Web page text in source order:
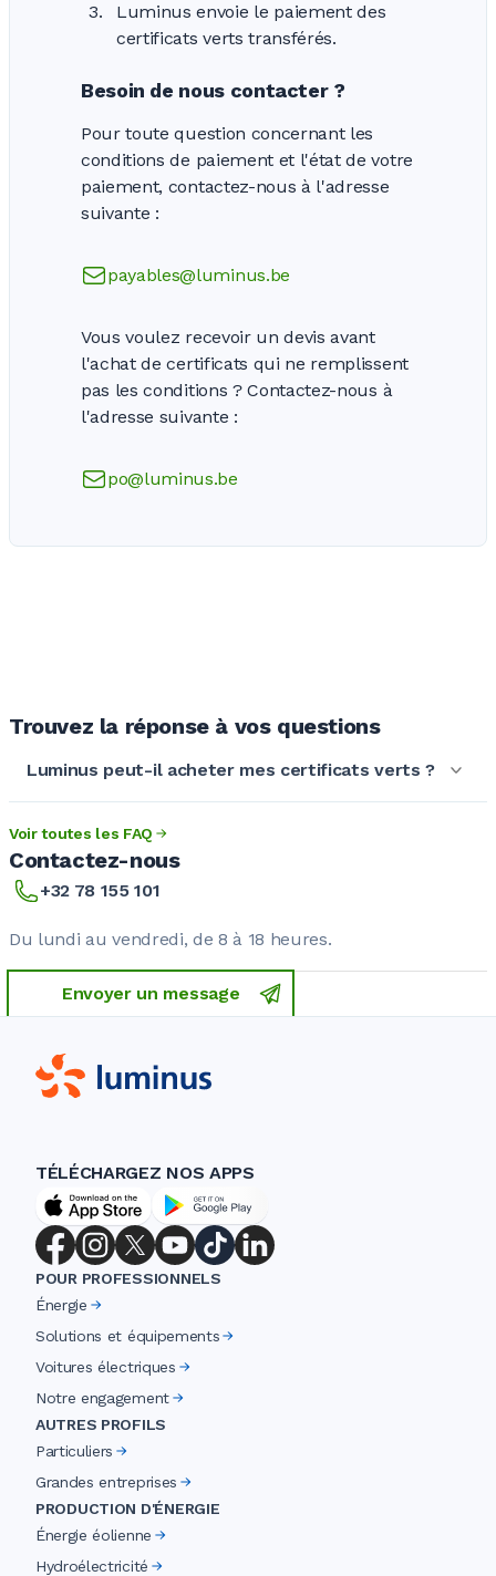
Luminus envoie le paiement des
certificats verts transférés.
Besoin de nous contacter ?
Pour toute question concernant les
conditions de paiement et l'état de votre
paiement, contactez-nous à l'adresse
suivante :
payables@luminus.be
Vous voulez recevoir un devis avant
l'achat de certificats qui ne remplissent
pas lesconditions ?Contactez-nous à
l'adresse suivante :
po@luminus.be
Trouvez la réponse à vos questions
Luminus peut-il acheter mes certificats verts ?
Voir toutes les FAQ
Contactez-nous
+32 78 155 101
Du lundi au vendredi, de 8 à 18 heures.
Envoyer un message
TÉLÉCHARGEZ NOS APPS
POUR PROFESSIONNELS
Énergie
Solutions et équipements
Voitures électriques
Notre engagement
AUTRES PROFILS
Particuliers
Grandes entreprises
PRODUCTION D'ÉNERGIE
Énergie éolienne
Hydroélectricité